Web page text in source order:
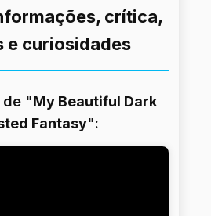
crítica,
e curiosidades
de "My Beautiful Dark
Fantasy":